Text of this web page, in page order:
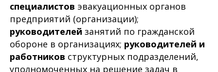
специалистов эвакуационных органов
предприятий (организации);
руководителей занятий по гражданской
обороне в организациях; руководителей и
работников структурных подразделений,
уполномоченных на решение задач в